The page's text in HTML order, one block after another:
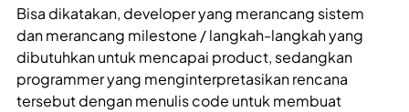
Bisa dikatakan, developer yang merancang sistem
dan merancang milestone / langkah-langkah yang
dibutuhkan untuk mencapai product, sedangkan
programmer yang menginterpretasikan rencana
tersebut dengan menulis code untuk membuat